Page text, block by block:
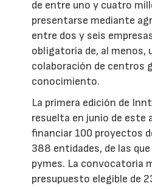
de entre uno y cuatro
presentarse mediante
entre dos y seis
obligatoria de, al menos,
colaboración de centros
conocimiento.
La primera edición de
resuelta en junio de este
financiar 100 proyectos
388 entidades, de las
pymes. La convocatoria
presupuesto elegible de